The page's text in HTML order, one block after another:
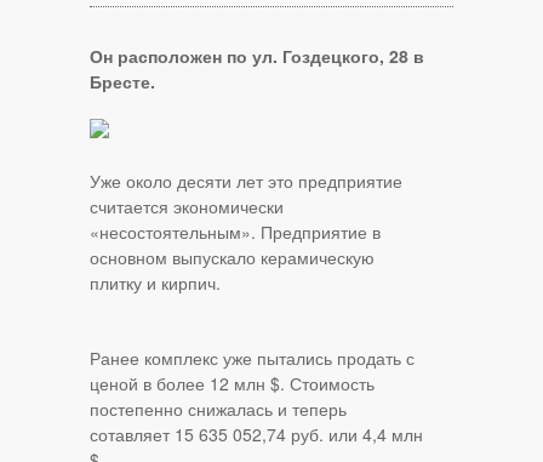
Он расположен по ул. Гоздецкого, 28 в
Бресте.
Уже около десяти лет это предприятие
считается экономически
«несостоятельным». Предприятие в
основном выпускало керамическую
плитку и кирпич.
Ранее комплекс уже пытались продать с
ценой в более 12 млн $. Стоимость
постепенно снижалась и теперь
сотавляет 15 635 052,74 руб. или 4,4 млн